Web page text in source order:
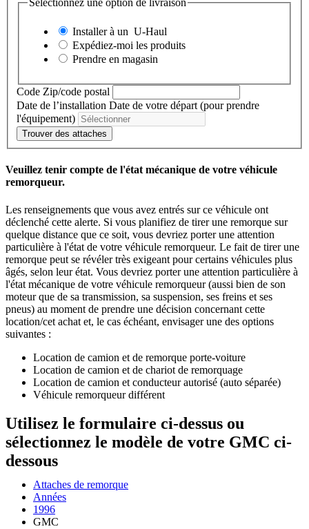
Sélectionnez une option de livraison
Installer à un U-Haul
Expédiez-moi les produits
Prendre en magasin
Code Zip/code postal
Date de l’installation Date de votre départ (pour prendre
l'équipement)
Trouver des attaches
Veuillez tenir compte de l'état mécanique de votre véhicule
remorqueur.
Les renseignements que vous avez entrés sur ce véhicule ont
déclenché cette alerte. Si vous planifiez de tirer une remorque sur
quelque distance que ce soit, vous devriez porter une attention
particulière à l'état de votre véhicule remorqueur. Le fait de tirer une
remorque peut se révéler très exigeant pour certains véhicules plus
âgés, selon leur état. Vous devriez porter une attention particulière à
l'état mécanique de votre véhicule remorqueur (aussi bien de son
moteur que de sa transmission, sa suspension, ses freins et ses
pneus) au moment de prendre une décision concernant cette
location/cet achat et, le cas échéant, envisager une des options
suivantes :
Location de camion et de remorque porte-voiture
Location de camion et de chariot de remorquage
Location de camion et conducteur autorisé (auto séparée)
Véhicule remorqueur différent
Utilisez le formulaire ci-dessus ou
sélectionnez le modèle de votre GMC ci-
dessous
Attaches de remorque
Années
1996
GMC